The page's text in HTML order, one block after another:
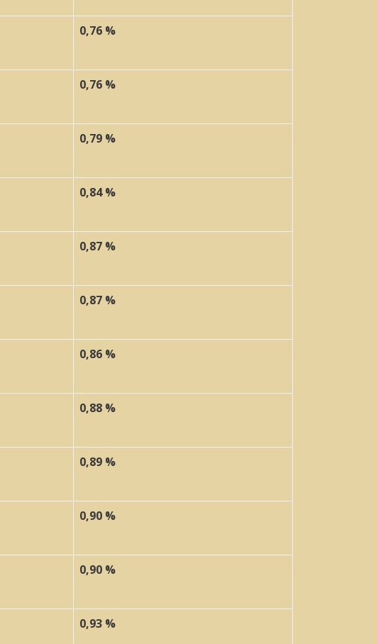
0,76 %
0,76 %
0,79 %
0,84 %
0,87 %
0,87 %
0,86 %
0,88 %
0,89 %
0,90 %
0,90 %
0,93 %